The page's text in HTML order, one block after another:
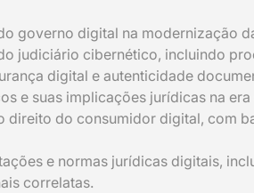
governo digital na modernização
judiciário cibernético, incluindo
digital e autenticidade
e suas implicações jurídicas na
direito do consumidor digital, com
e normas jurídicas digitais,
correlatas.